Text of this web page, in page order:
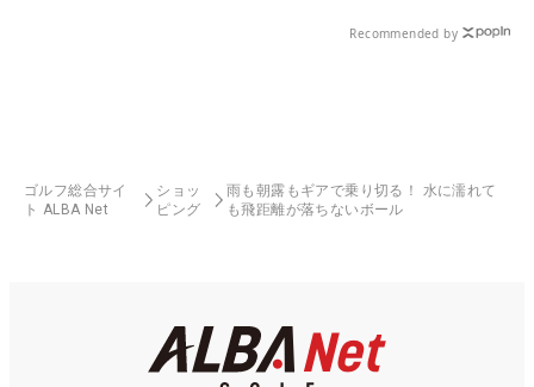
Recommended by
ゴルフ総合サイ
ト ALBA Net
ショッ
ピング
雨も朝露もギアで乗り切る！ 水に濡れて
も飛距離が落ちないボール